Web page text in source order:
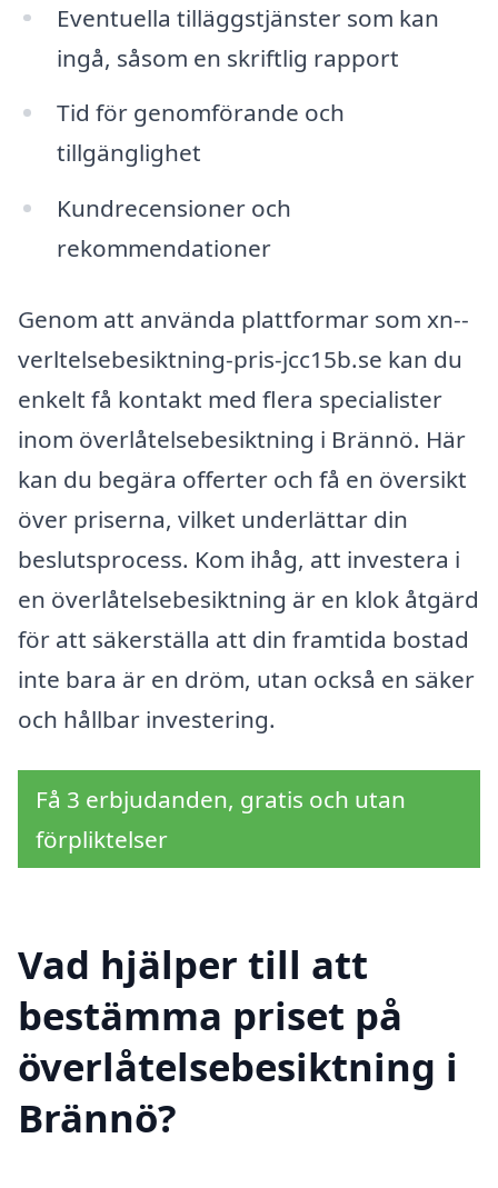
Eventuella tilläggstjänster som kan
ingå, såsom en skriftlig rapport
Tid för genomförande och
tillgänglighet
Kundrecensioner och
rekommendationer
Genom att använda plattformar som xn--
verltelsebesiktning-pris-jcc15b.se kan du
enkelt få kontakt med flera specialister
inom överlåtelsebesiktning i Brännö. Här
kan du begära offerter och få en översikt
över priserna, vilket underlättar din
beslutsprocess. Kom ihåg, att investera i
en överlåtelsebesiktning är en klok åtgärd
för att säkerställa att din framtida bostad
inte bara är en dröm, utan också en säker
och hållbar investering.
Få 3 erbjudanden, gratis och utan
förpliktelser
Vad hjälper till att
bestämma priset på
överlåtelsebesiktning i
Brännö?